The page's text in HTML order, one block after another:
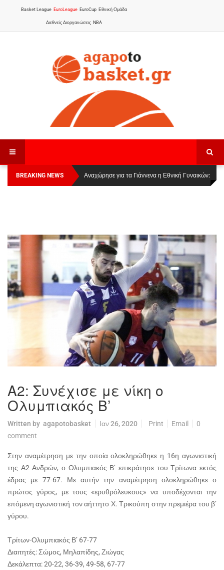
Basket League EuroLeague EuroCup Εθνική Ομάδα
Διεθνείς Διοργανώσεις NBA
BREAKING NEWS
Οι Πάνθηρες Καβάλας στην Women Basketball
League 1
Αναχώρησε για τα Γιάννενα η Εθνική Γυναικών:
A2: Συνέχισε με νίκη ο
Ολυμπιακός Β’
Written by agapotobasket Ιαν 26, 2020 Print Email
0
comment
Στην αναμέτρηση με την οποία ολοκληρώθηκε η 16η αγωνιστική
της Α2 Ανδρών, ο Ολυμπιακός Β’ επικράτησε του Τρίτωνα εκτός
έδρας με 77-67. Με αυτήν την αναμέτρηση ολοκληρώθηκε ο
πρώτος γύρος, με τους «ερυθρόλευκους» να υποδέχονται την
επόμενη αγωνιστική τον αήττητο Χ. Τρικούπη στην πρεμιέρα του β’
γύρου.
Τρίτων-Ολυμπιακός Β’ 67-77
Διαιτητές: Σώμος, Μηλαπίδης, Ζιώγας
Δεκάλεπτα: 20-22, 36-39, 49-58, 67-77